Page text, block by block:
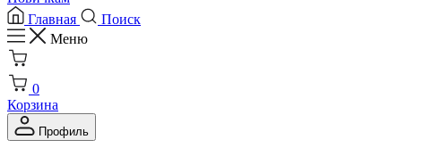
Главная
Поиск
Меню
0
Корзина
Профиль